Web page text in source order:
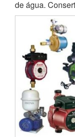
de água.